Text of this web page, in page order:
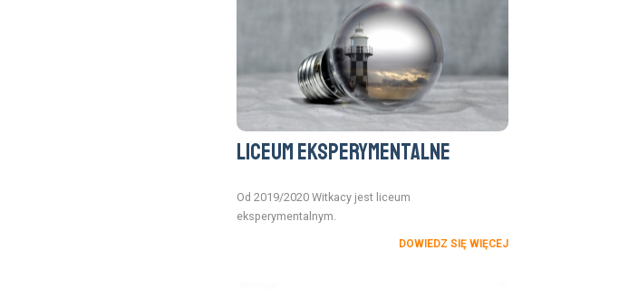
Liceum eksperymentalne
Od 2019/2020 Witkacy jest liceum
eksperymentalnym.
DOWIEDZ SIĘ WIĘCEJ